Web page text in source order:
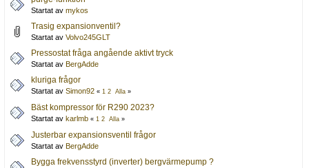
Startat av mykos
Trasig expansionventil?
Startat av Volvo245GLT
Pressostat fråga angående aktivt tryck
Startat av BergAdde
kluriga frågor
Startat av Simon92 « 1 2 Alla »
Bäst kompressor för R290 2023?
Startat av karlmb « 1 2 Alla »
Justerbar expansionsventil frågor
Startat av BergAdde
Bygga frekvensstyrd (inverter) bergvärmepump ?